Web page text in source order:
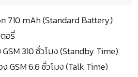
710 mAh (Standard Battery)
อรี่
310 ชั่วโมง (Standby Time)
GSM 6.6 ชั่วโมง (Talk Time)